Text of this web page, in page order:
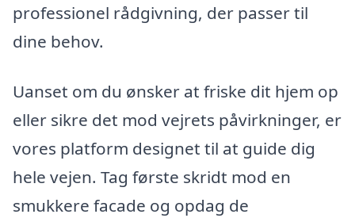
professionel rådgivning, der passer til
dine behov.
Uanset om du ønsker at friske dit hjem op
eller sikre det mod vejrets påvirkninger, er
vores platform designet til at guide dig
hele vejen. Tag første skridt mod en
smukkere facade og opdag de